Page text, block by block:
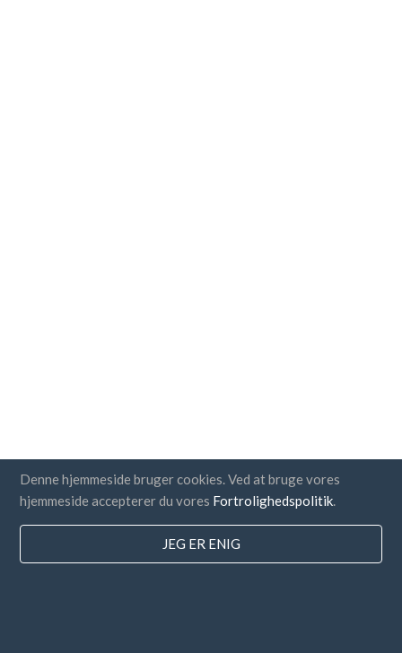
Denne hjemmeside bruger cookies. Ved at bruge vores
hjemmeside accepterer du vores Fortrolighedspolitik
JEG ER ENIG